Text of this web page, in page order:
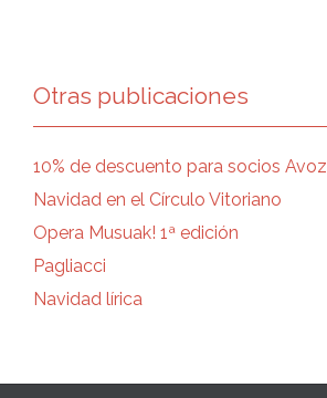
Otras publicaciones
10% de descuento para socios Avoz
Navidad en el Círculo Vitoriano
Opera Musuak! 1ª edición
Pagliacci
Navidad lírica